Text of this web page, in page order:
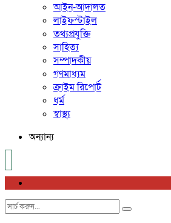
আইন-আদালত
লাইফস্টাইল
তথ্যপ্রযুক্তি
সাহিত্য
সম্পাদকীয়
গণমাধ্যম
ক্রাইম রিপোর্ট
ধর্ম
স্বাস্থ্য
অন্যান্য